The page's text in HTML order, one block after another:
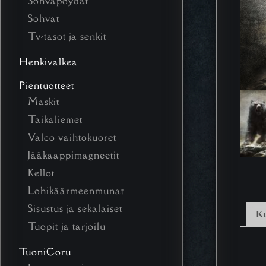
Sohvat
Tv-tasot ja senkit
Henkivalkea
Pientuotteet
Maskit
Taikaliemet
Valco vaihtokuoret
Jääkaappimagneetit
Kellot
Lohikäärmeenmunat
Sisustus ja sekalaiset
Tuopit ja tarjoilu
TuoniCoru